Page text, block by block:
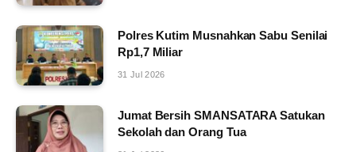
Polres Kutim Musnahkan Sabu Senilai
Rp1,7 Miliar
31 Jul 2026
Jumat Bersih SMANSATARA Satukan
Sekolah dan Orang Tua